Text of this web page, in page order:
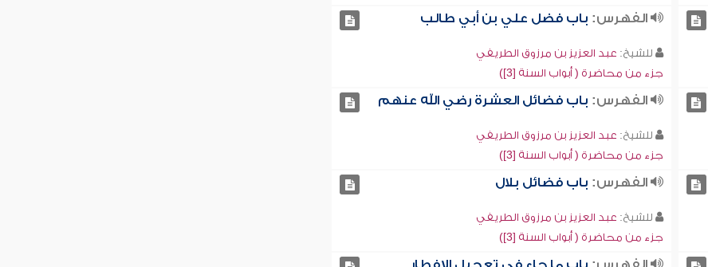
الفهرس: باب فضل علي بن أبي طالب
للشيخ: عبد العزيز بن مرزوق الطريفي
جزء من محاضرة ( أبواب السنة [3])
الفهرس: باب فضائل العشرة رضي الله عنهم
للشيخ: عبد العزيز بن مرزوق الطريفي
جزء من محاضرة ( أبواب السنة [3])
الفهرس: باب فضائل بلال
للشيخ: عبد العزيز بن مرزوق الطريفي
جزء من محاضرة ( أبواب السنة [3])